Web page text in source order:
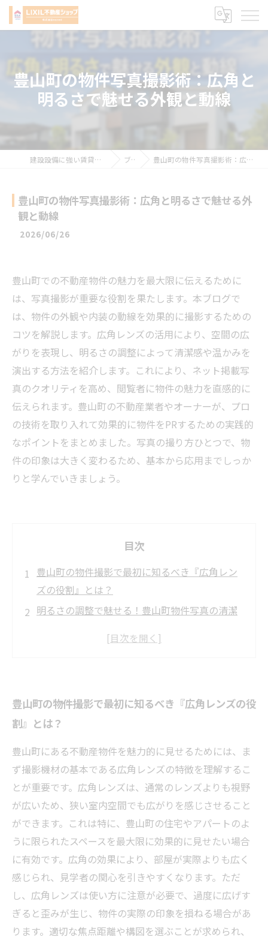
豊山町の物件写真撮影術：広角と
明るさで魅せる外観と動線
建設設備に強い賃貸管理会社 株式会社sqced ブログ 豊山町の物件写真撮影術：広角と明るさで魅せる外観と動線
豊山町の物件写真撮影術：広角と明るさで魅せる外
観と動線
2026/06/26
豊山町での不動産物件の魅力を最大限に伝えるために
は、写真撮影が重要な役割を果たします。本ブログで
は、物件の外観や内装の動線を効果的に撮影するための
コツを解説します。広角レンズの活用により、空間の広
がりを表現し、明るさの調整によって清潔感や温かみを
演出する方法を紹介します。これにより、ネット掲載写
真のクオリティを高め、閲覧者に物件の魅力を直感的に
伝えられます。豊山町の不動産業者やオーナーが、プロ
の技術を取り入れて効果的に物件をPRするための実践的
なポイントをまとめました。写真の撮り方ひとつで、物
件の印象は大きく変わるため、基本から応用までしっか
りと学んでいきましょう。
目次
豊山町の物件撮影で最初に知るべき『広角レン
ズの役割』とは？
明るさの調整で魅せる！豊山町物件写真の清潔
動線を意識した構図で豊山町の内装空間を効果
立てる撮影テクニック
成功への総まとめ：豊山町物件撮影の最適プラ
ンと実践の秘訣
豊山町の物件撮影で最初に知るべき『広角レンズの役
割』とは？
豊山町にある不動産物件を魅力的に見せるためには、ま
ず撮影機材の基本である広角レンズの特徴を理解するこ
とが重要です。広角レンズは、通常のレンズよりも視野
が広いため、狭い室内空間でも広がりを感じさせること
ができます。これは特に、豊山町の住宅やアパートのよ
うに限られたスペースを最大限に効果的に見せたい場合
に有効です。広角の効果により、部屋が実際よりも広く
感じられ、見学者の関心を引きやすくなります。ただ
し、広角レンズは使い方に注意が必要で、過度に広げす
ぎると歪みが生じ、物件の実際の印象を損ねる場合があ
ります。適切な焦点距離や構図を選ぶことが求められ、